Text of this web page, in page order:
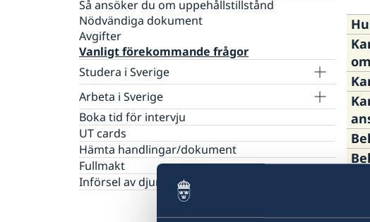
Så ansöker du
Visum för flera inresor
Dokument som krävs
Turistbesök - extra dokument
Besöka släkt och vänner - extra dokument
Affärsbesök - extra dokument
Sport, kultur och andra typer av besök - extra
dokument
Minderåriga - extra dokument
Medicinsk reseförsäkring
Uppehållstillstånd för besök (Besöka
Sverige längre tid än 90 dagar)
Så ansöker du om uppehållstillstånd
Nödvändiga dokument
Avgifter
Vanligt förekommande frågor
Studera i Sverige
Basfakta
Så ansöker du
Dokument som krävs
Avgifter
Vanligt förekommande frågor
Arbeta i Sverige
Basfakta
Så ansöker du
Dokument som krävs
Avgifter
Vanligt förekommande frågor
Boka tid för intervju
UT cards
Hämta handlingar/dokument
Fullmakt
Införsel av djur till Sverige